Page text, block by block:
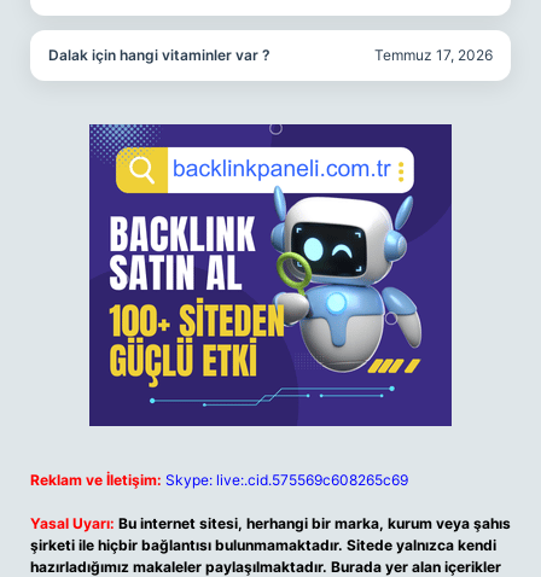
Dalak için hangi vitaminler var ? Temmuz 17, 2026
Reklam ve İletişim: Skype: live:.cid.575569c608265c69
Yasal Uyarı: Bu internet sitesi, herhangi bir marka, kurum veya şahıs
şirketi ile hiçbir bağlantısı bulunmamaktadır. Sitede yalnızca kendi
hazırladığımız makaleler paylaşılmaktadır. Burada yer alan içerikler